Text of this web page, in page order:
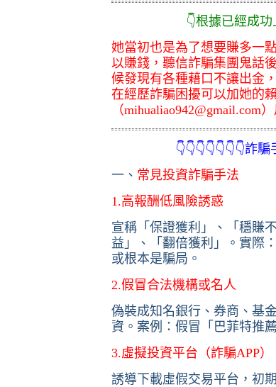
👇根據已經成功上岸
她當初也是為了想要賺多一
以賺錢，聽信詐騙集團鬼話
候發現有各種藉口不讓出金
在經歷詐騙困擾可以加她的
（
👇👇👇👇👇👇👇詐騙手法
一、 常見投資詐騙手法
1.高報酬低風險誘惑
宣稱「保證獲利」、「穩賺
益」、「翻倍獲利」。實際
或根本是騙局。
2.假冒合法機構或名人
偽裝成知名銀行、券商、基
資。案例：假冒「巴菲特推
3.虛擬投資平台（詐騙APP）
誘導下載虛假交易平台，初